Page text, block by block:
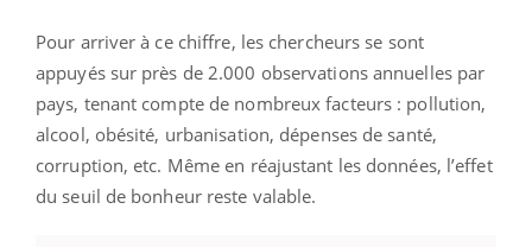
Pour arriver à ce chiffre, les chercheurs se sont
appuyés sur près de 2.000 observations annuelles par
pays, tenant compte de nombreux facteurs : pollution,
alcool, obésité, urbanisation, dépenses de santé,
corruption, etc. Même en réajustant les données, l’effet
du seuil de bonheur reste valable.